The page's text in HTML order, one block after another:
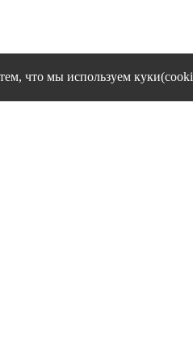
что мы используем